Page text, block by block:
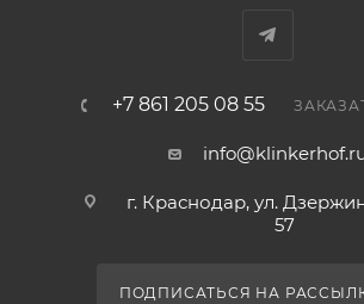
+7 861 205 08 55
г. Краснодар, ул.
57
ПОДПИСАТЬСЯ НА